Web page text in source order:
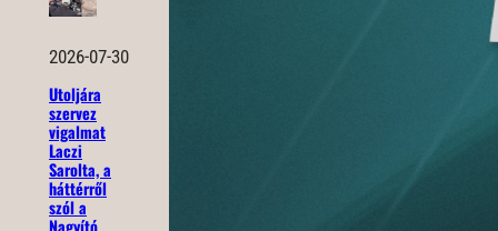
2026-07-30
Utoljára
szervez
vigalmat
Laczi
Sarolta, a
háttérről
szól a
Nagyító